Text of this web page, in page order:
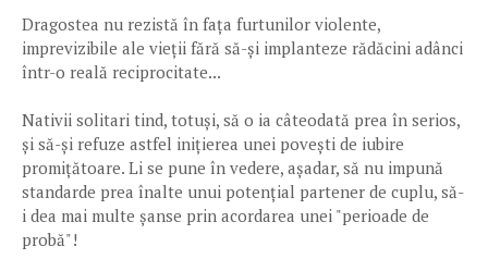
Dragostea nu rezistă în fața furtunilor violente,
imprevizibile ale vieții fără să-și implanteze rădăcini adânci
într-o reală reciprocitate...
Nativii solitari tind, totuși, să o ia câteodată prea în serios,
și să-și refuze astfel inițierea unei povești de iubire
promițătoare. Li se pune în vedere, așadar, să nu impună
standarde prea înalte unui potențial partener de cuplu, să-
i dea mai multe șanse prin acordarea unei "perioade de
probă"!